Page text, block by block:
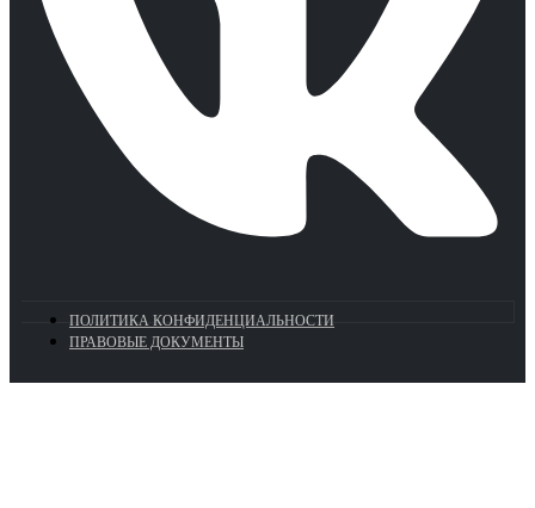
ПОЛИТИКА КОНФИДЕНЦИАЛЬНОСТИ
ПРАВОВЫЕ ДОКУМЕНТЫ